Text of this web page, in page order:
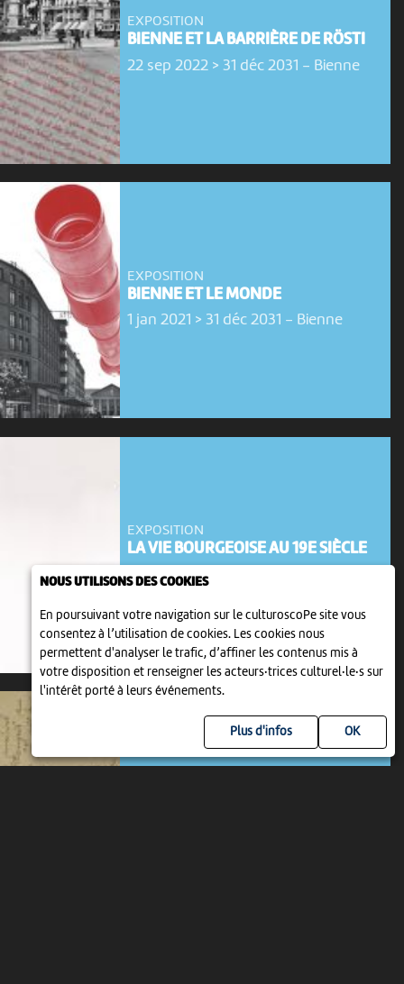
NOUS UTILISONS DES COOKIES
En poursuivant votre navigation sur le culturoscoPe site vous
consentez à l’utilisation de cookies. Les cookies nous
permettent d'analyser le trafic, d’affiner les contenus mis à
votre disposition et renseigner les acteurs·trices culturel·le·s sur
l'intérêt porté à leurs événements.
Plus d'infos
EXPOSITION
BIENNE ET LA BARRIÈRE DE RÖSTI
22 sep 2022 > 31 déc 2031 - Bienne
EXPOSITION
BIENNE ET LE MONDE
1 jan 2021 > 31 déc 2031 - Bienne
EXPOSITION
LA VIE BOURGEOISE AU 19E SIÈCLE
1 jan 2021 > 31 déc 2031